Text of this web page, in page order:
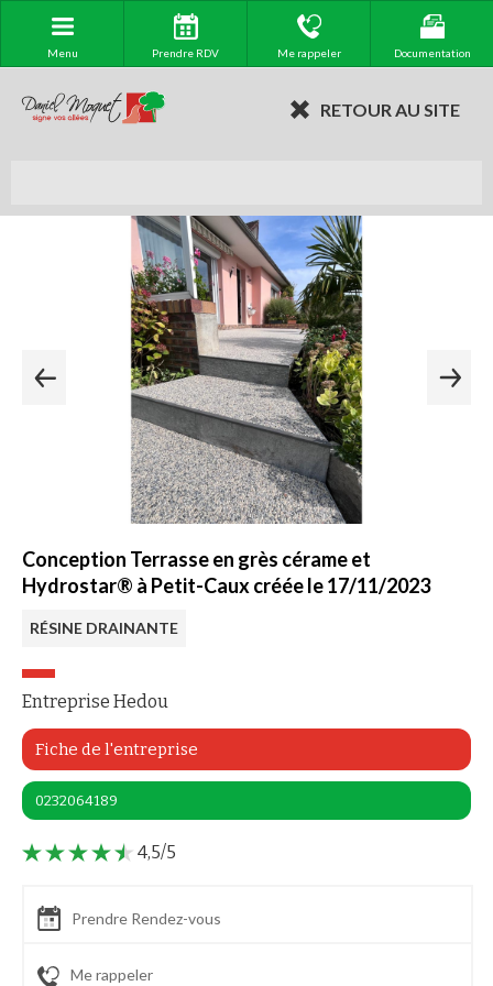
Menu Prendre RDV Me rappeler Documentation
RETOUR AU SITE
Conception Terrasse en grès cérame et
Hydrostar® à Petit-Caux créée le 17/11/2023
RÉSINE DRAINANTE
Entreprise Hedou
Fiche de l'entreprise
0232064189
4,5/5
Prendre Rendez-vous
Me rappeler